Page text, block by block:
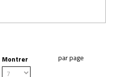
Montrer